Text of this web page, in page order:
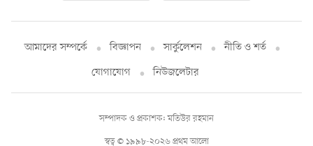
আমাদের সম্পর্কে বিজ্ঞাপন সার্কুলেশন
নীতি ও শর্ত
যোগাযোগ
নিউজলেটার
স্বত্ব © ১৯৯৮-২০২৬ প্রথম আলো
সম্পাদক ও প্রকাশক: মতিউর রহমান